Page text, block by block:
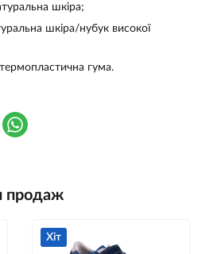
шкіра;
шкіра/нубук високої
гума.
продаж
Хіт